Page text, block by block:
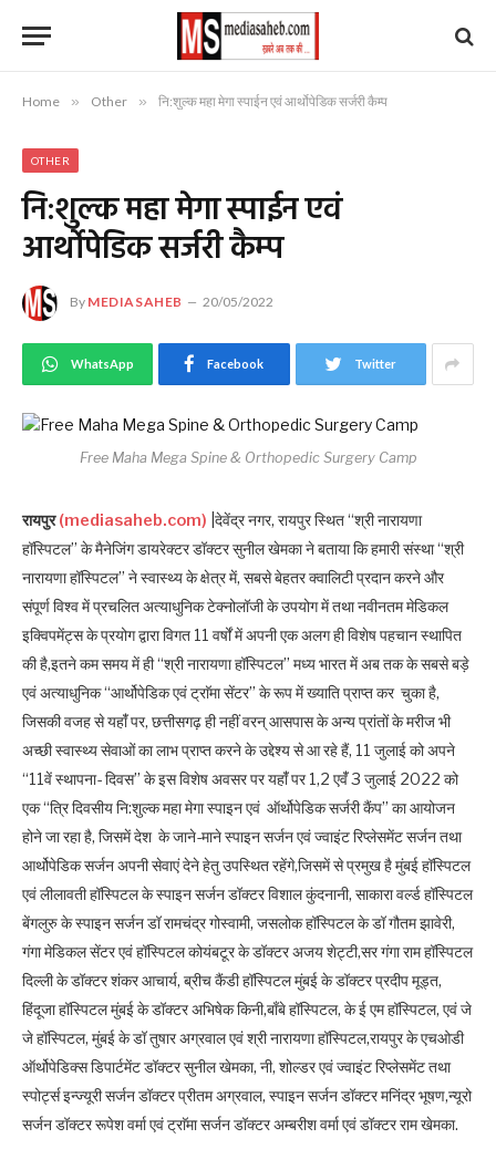
Home » Other » नि:शुल्क महा मेगा स्पाईन एवं आर्थोपेडिक सर्जरी कैम्प
OTHER
नि:शुल्क महा मेगा स्पाईन एवं
आर्थोपेडिक सर्जरी कैम्प
By MEDIASAHEB 20/05/2022
WhatsApp Facebook Twitter
Free Maha Mega Spine & Orthopedic Surgery Camp
रायपुर(mediasaheb.com) |देवेंद्र नगर, रायपुर स्थित “श्री नारायणा
हॉस्पिटल” के मैनेजिंग डायरेक्टर डॉक्टर सुनील खेमका ने बताया कि हमारी संस्था “श्री
नारायणा हॉस्पिटल” ने स्वास्थ्य के क्षेत्र में, सबसे बेहतर क्वालिटी प्रदान करने और
संपूर्ण विश्व में प्रचलित अत्याधुनिक टेक्नोलॉजी के उपयोग में तथा नवीनतम मेडिकल
इक्विपमेंट्स के प्रयोग द्वारा विगत 11 वर्षों में अपनी एक अलग ही विशेष पहचान स्थापित
की है,इतने कम समय में ही “श्री नारायणा हॉस्पिटल” मध्य भारत में अब तक के सबसे बड़े
एवं अत्याधुनिक “आर्थोपेडिक एवं ट्राॅमा सेंटर” के रूप में ख्याति प्राप्त कर चुका है,
जिसकी वजह से यहांँ पर, छत्तीसगढ़ ही नहीं वरन् आसपास के अन्य प्रांतों के मरीज भी
अच्छी स्वास्थ्य सेवाओं का लाभ प्राप्त करने के उद्देश्य से आ रहे हैं, 11 जुलाई को अपने
“11वें स्थापना- दिवस” के इस विशेष अवसर पर यहांँ पर 1,2 एवंँ 3 जुलाई 2022 को
एक “त्रि दिवसीय नि:शुल्क महा मेगा स्पाइन एवं ऑर्थोपेडिक सर्जरी कैंप” का आयोजन
होने जा रहा है, जिसमें देश के जाने-माने स्पाइन सर्जन एवं ज्वाइंट रिप्लेसमेंट सर्जन तथा
आर्थोपेडिक सर्जन अपनी सेवाएं देने हेतु उपस्थित रहेंगे,जिसमें से प्रमुख है मुंबई हॉस्पिटल
एवं लीलावती हॉस्पिटल के स्पाइन सर्जन डॉक्टर विशाल कुंदनानी, साकारा वर्ल्ड हॉस्पिटल
बेंगलुरु के स्पाइन सर्जन डॉ रामचंद्र गोस्वामी, जसलोक हॉस्पिटल के डॉ गौतम झावेरी,
गंगा मेडिकल सेंटर एवं हॉस्पिटल कोयंबटूर के डॉक्टर अजय शेट्टी,सर गंगा राम हॉस्पिटल
दिल्ली के डॉक्टर शंकर आचार्य, ब्रीच कैंडी हॉस्पिटल मुंबई के डॉक्टर प्रदीप मूड्त,
हिंदूजा हॉस्पिटल मुंबई के डॉक्टर अभिषेक किनी,बाँबे हॉस्पिटल, के ई एम हॉस्पिटल, एवं जे
जे हॉस्पिटल, मुंबई के डॉ तुषार अग्रवाल एवं श्री नारायणा हॉस्पिटल,रायपुर के एचओडी
ऑर्थोपेडिक्स डिपार्टमेंट डॉक्टर सुनील खेमका, नी, शोल्डर एवं ज्वाइंट रिप्लेसमेंट तथा
स्पोर्ट्स इन्ज्यूरी सर्जन डॉक्टर प्रीतम अग्रवाल, स्पाइन सर्जन डॉक्टर मनिंद्र भूषण,न्यूरो
सर्जन डॉक्टर रूपेश वर्मा एवं ट्राॅमा सर्जन डॉक्टर अम्बरीश वर्मा एवं डॉक्टर राम खेमका.